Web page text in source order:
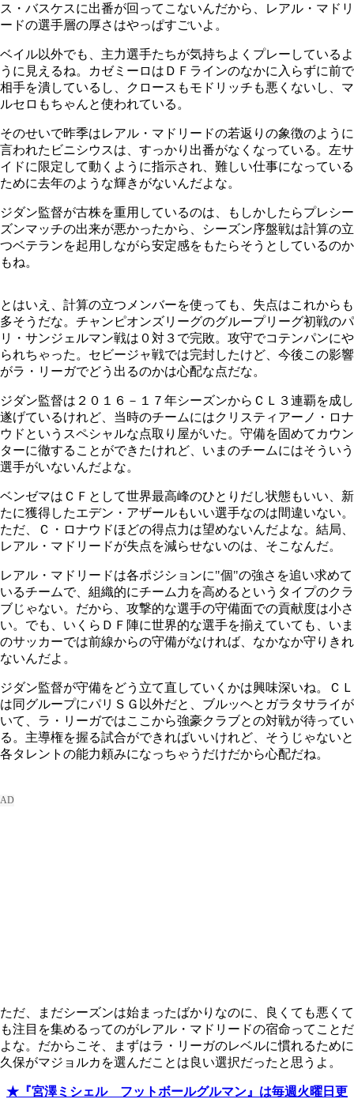
ス・バスケスに出番が回ってこないんだから、レアル・マドリ
ードの選手層の厚さはやっぱすごいよ。
ベイル以外でも、主力選手たちが気持ちよくプレーしているよ
うに見えるね。カゼミーロはＤＦラインのなかに入らずに前で
相手を潰しているし、クロースもモドリッチも悪くないし、マ
ルセロもちゃんと使われている。
そのせいで昨季はレアル・マドリードの若返りの象徴のように
言われたビニシウスは、すっかり出番がなくなっている。左サ
イドに限定して動くように指示され、難しい仕事になっている
ために去年のような輝きがないんだよな。
ジダン監督が古株を重用しているのは、もしかしたらプレシー
ズンマッチの出来が悪かったから、シーズン序盤戦は計算の立
つベテランを起用しながら安定感をもたらそうとしているのか
もね。
とはいえ、計算の立つメンバーを使っても、失点はこれからも
多そうだな。チャンピオンズリーグのグループリーグ初戦のパ
リ・サンジェルマン戦は０対３で完敗。攻守でコテンパンにや
られちゃった。セビージャ戦では完封したけど、今後この影響
がラ・リーガでどう出るのかは心配な点だな。
ジダン監督は２０１６－１７年シーズンからＣＬ３連覇を成し
遂げているけれど、当時のチームにはクリスティアーノ・ロナ
ウドというスペシャルな点取り屋がいた。守備を固めてカウン
ターに徹することができたけれど、いまのチームにはそういう
選手がいないんだよな。
ベンゼマはＣＦとして世界最高峰のひとりだし状態もいい、新
たに獲得したエデン・アザールもいい選手なのは間違いない。
ただ、Ｃ・ロナウドほどの得点力は望めないんだよな。結局、
レアル・マドリードが失点を減らせないのは、そこなんだ。
レアル・マドリードは各ポジションに"個"の強さを追い求めて
いるチームで、組織的にチーム力を高めるというタイプのクラ
ブじゃない。だから、攻撃的な選手の守備面での貢献度は小さ
い。でも、いくらＤＦ陣に世界的な選手を揃えていても、いま
のサッカーでは前線からの守備がなければ、なかなか守りきれ
ないんだよ。
ジダン監督が守備をどう立て直していくかは興味深いね。ＣＬ
は同グループにパリＳＧ以外だと、ブルッヘとガラタサライが
いて、ラ・リーガではここから強豪クラブとの対戦が待ってい
る。主導権を握る試合ができればいいけれど、そうじゃないと
各タレントの能力頼みになっちゃうだけだから心配だね。
ただ、まだシーズンは始まったばかりなのに、良くても悪くて
も注目を集めるってのがレアル・マドリードの宿命ってことだ
よな。だからこそ、まずはラ・リーガのレベルに慣れるために
久保がマジョルカを選んだことは良い選択だったと思うよ。
★『宮澤ミシェル フットボールグルマン』は毎週火曜日更